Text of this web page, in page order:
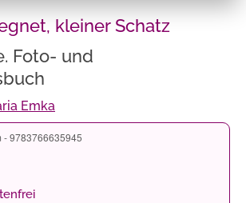
kleiner Schatz
Foto- und
Emka
- 9783766635945